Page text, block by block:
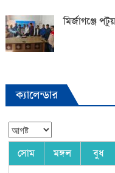
মির্জাগঞ্জে
ক্যালেন্ডার
সোম মঙ্গল বুধ